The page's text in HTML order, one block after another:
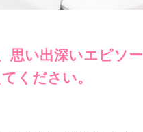
思い出深いエピソ
ください。